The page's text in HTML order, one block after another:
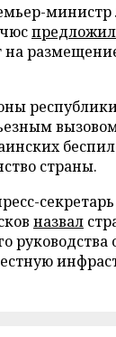
предложил
на
страны.
назвал
руководства